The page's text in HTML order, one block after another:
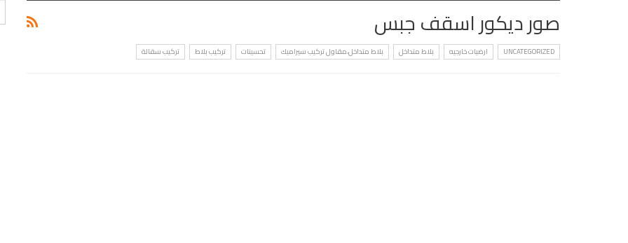
صور ديكور اسقف جبس
UNCATEGORIZED ارضيات خارجيه بلاط متداخل بلاط متداخل،مقاول تركيب سيراميك تحسينات تركيب بلاط تركيب سقالة